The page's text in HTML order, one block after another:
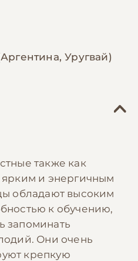
Уругвай)
также как
ярким и энергичным
обладают высоким
к обучению,
запоминать
Они очень
крепкую